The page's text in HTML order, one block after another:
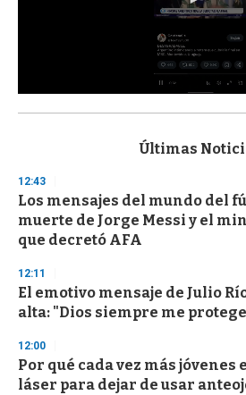
s
d
s
o
f
3
s
e
c
o
d
s
Últimas
12:43
Los mensajes del mundo del
muerte de Jorge Messi y el
que decretó AFA
12:11
El emotivo mensaje de Julio
alta: "Dios siempre me
12:00
Por qué cada vez más
láser para dejar de usar